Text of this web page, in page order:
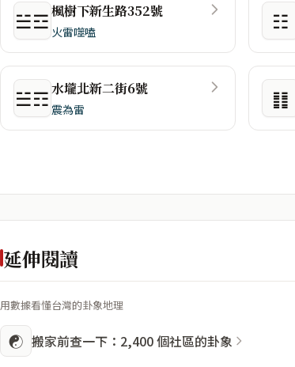
☱☲楓樹下新生路352號
火雷噬嗑 ☷
☱☶水壠北新二街6號
震為雷 ䷁
延伸閱讀
用數據看懂台灣的卦象地理
☯ 搬家前查一下：2,400 個社區的卦象